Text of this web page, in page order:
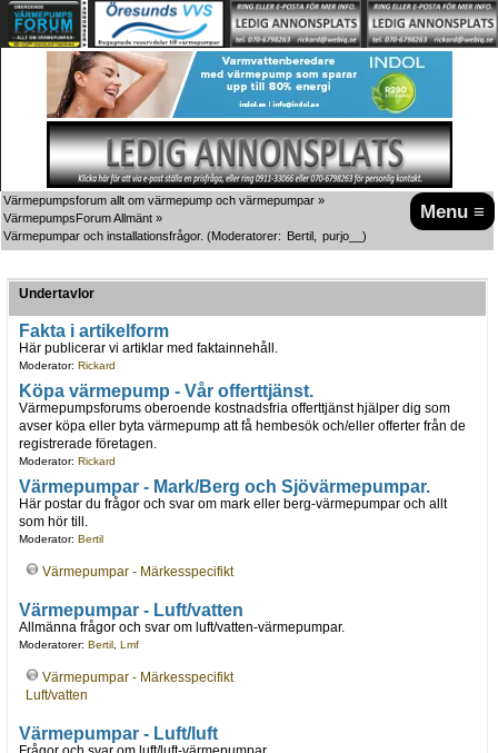
Menu ≡
Värmepumpsforum allt om värmepump och värmepumpar »
VärmepumpsForum Allmänt »
Värmepumpar och installationsfrågor. (Moderatorer: Bertil purjo__ )
Undertavlor
Fakta i artikelform
Här publicerar vi artiklar med faktainnehåll.
Moderator: Rickard
Köpa värmepump - Vår offerttjänst.
Värmepumpsforums oberoende kostnadsfria offerttjänst hjälper dig som
avser köpa eller byta värmepump att få hembesök och/eller offerter från de
registrerade företagen.
Moderator: Rickard
Värmepumpar - Mark/Berg och Sjövärmepumpar.
Här postar du frågor och svar om mark eller berg-värmepumpar och allt
som hör till.
Moderator: Bertil
Värmepumpar - Märkesspecifikt
Värmepumpar - Luft/vatten
Allmänna frågor och svar om luft/vatten-värmepumpar.
Moderatorer: Bertil, Lmf
Värmepumpar - Märkesspecifikt
Luft/vatten
Värmepumpar - Luft/luft